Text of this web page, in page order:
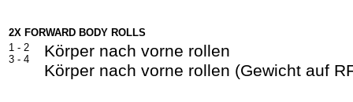
2X FORWARD BODY ROLLS
1 - 2
3 - 4
Körper nach vorne rollen
Körper nach vorne rollen (Gewicht auf